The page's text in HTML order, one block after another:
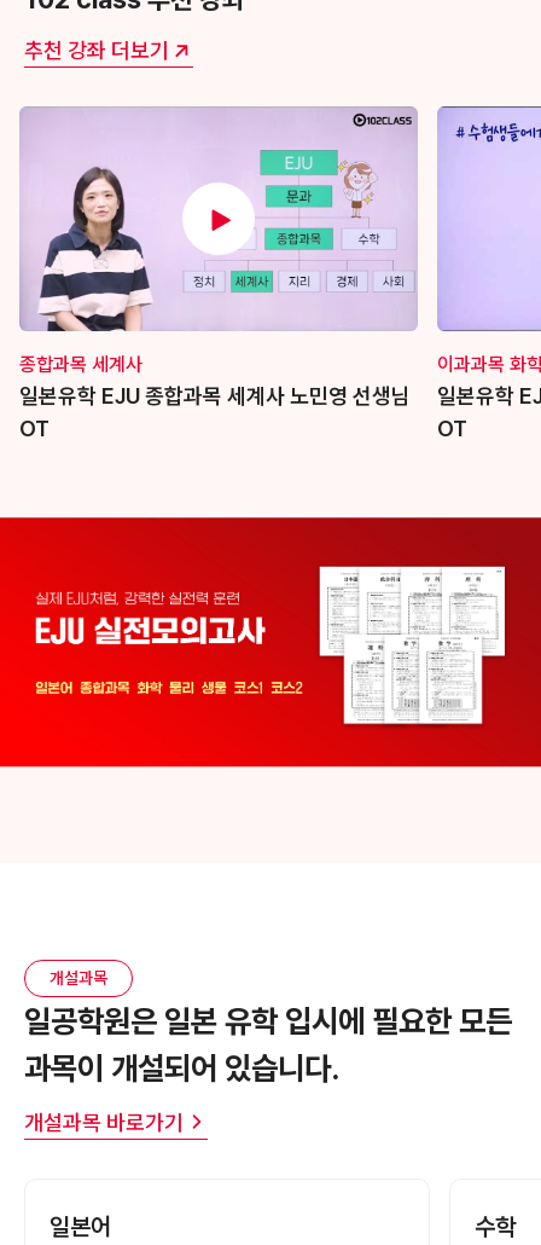
추천 강좌 더보기
재생하기
종합과목 세계사
일본유학 EJU 종합과목 세계사 노민영 선생님
OT
이과과목 화
일본유학
OT
개설과목
일공학원은 일본 유학 입시에 필요한모든
과목이 개설되어 있습니다.
개설과목 바로가기
일본어 수학